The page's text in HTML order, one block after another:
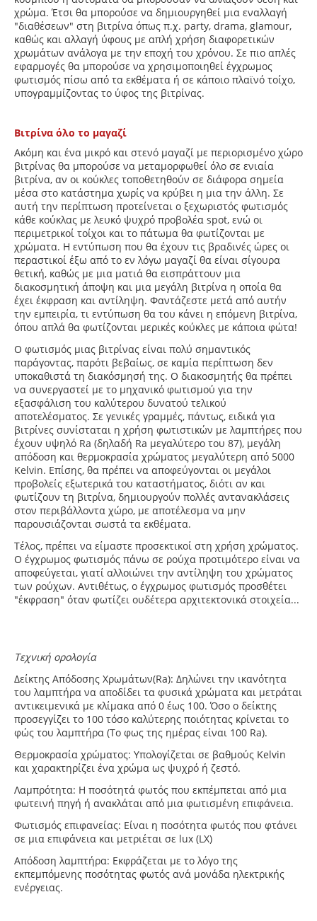
χρώμα. Έτσι θα μπορούσε να δημιουργηθεί μια εναλλαγή
"διαθέσεων" στη βιτρίνα όπως π.χ. party, drama, glamour,
καθώς και αλλαγή ύφους με απλή χρήση διαφορετικών
χρωμάτων ανάλογα με την εποχή του χρόνου. Σε πιο απλές
εφαρμογές θα μπορούσε να χρησιμοποιηθεί έγχρωμος
φωτισμός πίσω από τα εκθέματα ή σε κάποιο πλαϊνό τοίχο,
υπογραμμίζοντας το ύφος της βιτρίνας.
Βιτρίνα όλο το μαγαζί
Ακόμη και ένα μικρό και στενό μαγαζί με περιορισμένο χώρο
βιτρίνας θα μπορούσε να μεταμορφωθεί όλο σε ενιαία
βιτρίνα, αν οι κούκλες τοποθετηθούν σε διάφορα σημεία
μέσα στο κατάστημα χωρίς να κρύβει η μια την άλλη. Σε
αυτή την περίπτωση προτείνεται ο ξεχωριστός φωτισμός
κάθε κούκλας με λευκό ψυχρό προβολέα spot, ενώ οι
περιμετρικοί τοίχοι και το πάτωμα θα φωτίζονται με
χρώματα. Η εντύπωση που θα έχουν τις βραδινές ώρες οι
περαστικοί έξω από το εν λόγω μαγαζί θα είναι σίγουρα
θετική, καθώς με μια ματιά θα εισπράττουν μια
διακοσμητική άποψη και μια μεγάλη βιτρίνα η οποία θα
έχει έκφραση και αντίληψη. Φαντάζεστε μετά από αυτήν
την εμπειρία, τι εντύπωση θα του κάνει η επόμενη βιτρίνα,
όπου απλά θα φωτίζονται μερικές κούκλες με κάποια φώτα!
Ο φωτισμός μιας βιτρίνας είναι πολύ σημαντικός
παράγοντας, παρότι βεβαίως, σε καμία περίπτωση δεν
υποκαθιστά τη διακόσμησή της. Ο διακοσμητής θα πρέπει
να συνεργαστεί με το μηχανικό φωτισμού για την
εξασφάλιση του καλύτερου δυνατού τελικού
αποτελέσματος. Σε γενικές γραμμές, πάντως, ειδικά για
βιτρίνες συνίσταται η χρήση φωτιστικών με λαμπτήρες που
έχουν υψηλό Ra (δηλαδή Ra μεγαλύτερο του 87), μεγάλη
απόδοση και θερμοκρασία χρώματος μεγαλύτερη από 5000
Kelvin. Επίσης, θα πρέπει να αποφεύγονται οι μεγάλοι
προβολείς εξωτερικά του καταστήματος, διότι αν και
φωτίζουν τη βιτρίνα, δημιουργούν πολλές αντανακλάσεις
στον περιβάλλοντα χώρο, με αποτέλεσμα να μην
παρουσιάζονται σωστά τα εκθέματα.
Τέλος, πρέπει να είμαστε προσεκτικοί στη χρήση χρώματος.
Ο έγχρωμος φωτισμός πάνω σε ρούχα προτιμότερο είναι να
αποφεύγεται, γιατί αλλοιώνει την αντίληψη του χρώματος
των ρούχων. Αντιθέτως, ο έγχρωμος φωτισμός προσθέτει
"έκφραση" όταν φωτίζει ουδέτερα αρχιτεκτονικά στοιχεία...
Τεχνική ορολογία
Δείκτης Απόδοσης Χρωμάτων(Ra): Δηλώνει την ικανότητα
του λαμπτήρα να αποδίδει τα φυσικά χρώματα και μετράται
αντικειμενικά με κλίμακα από 0 έως 100. Όσο ο δείκτης
προσεγγίζει το 100 τόσο καλύτερης ποιότητας κρίνεται το
φώς του λαμπτήρα (Το φως της ημέρας είναι 100 Ra).
Θερμοκρασία χρώματος: Υπολογίζεται σε βαθμούς Kelvin
και χαρακτηρίζει ένα χρώμα ως ψυχρό ή ζεστό.
Λαμπρότητα: Η ποσότητά φωτός που εκπέμπεται από μια
φωτεινή πηγή ή ανακλάται από μια φωτισμένη επιφάνεια.
Φωτισμός επιφανείας: Είναι η ποσότητα φωτός που φτάνει
σε μια επιφάνεια και μετριέται σε lux (LX)
Απόδοση λαμπτήρα: Εκφράζεται με το λόγο της
εκπεμπόμενης ποσότητας φωτός ανά μονάδα ηλεκτρικής
ενέργειας.